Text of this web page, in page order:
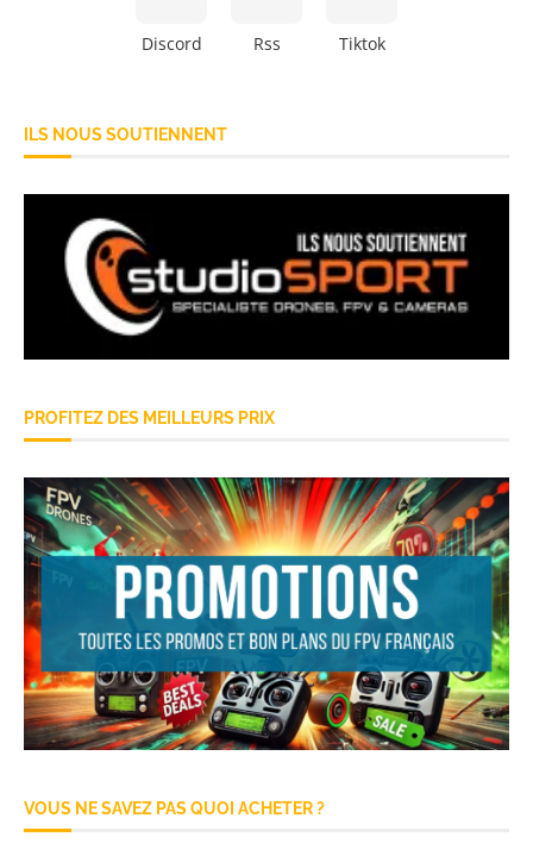
Discord Rss Tiktok
ILS NOUS SOUTIENNENT
PROFITEZ DES MEILLEURS PRIX
VOUS NE SAVEZ PAS QUOI ACHETER ?